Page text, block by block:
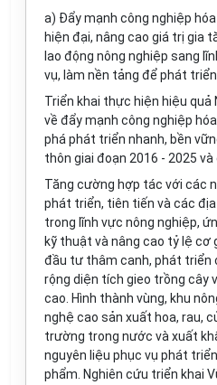
a) Đẩy mạnh công nghiệp
hiện đại, nâng cao giá trị gia
lao động nông nghiệp sang
vụ, làm nền tảng để phát
Triển khai thực hiện hiệu quả
về đẩy mạnh công nghiệp
phá phát triển nhanh, bền
thôn giai đoạn 2016 - 2025
Tăng cường hợp tác với các
phát triển, tiên tiến và các
trong lĩnh vực nông nghiệp,
kỹ thuật và nâng cao tỷ lệ cơ
đầu tư thâm canh, phát triển
rộng diện tích gieo trồng cây
cao. Hình thành vùng, khu
nghệ cao sản xuất hoa, rau,
trường trong nước và xuất
nguyên liệu phục vụ phát
phẩm. Nghiên cứu triển khai